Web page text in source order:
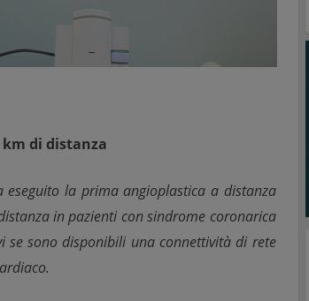
di distanza
la prima angioplastica a distanza
in pazienti con sindrome coronarica
sono disponibili una connettività di rete